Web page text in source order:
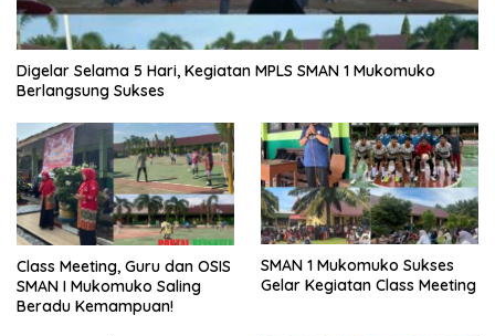
Digelar Selama 5 Hari, Kegiatan MPLS SMAN 1 Mukomuko
Berlangsung Sukses
Class Meeting, Guru dan OSIS
SMAN I Mukomuko Saling
Beradu Kemampuan!
SMAN 1 Mukomuko Sukses
Gelar Kegiatan Class Meeting